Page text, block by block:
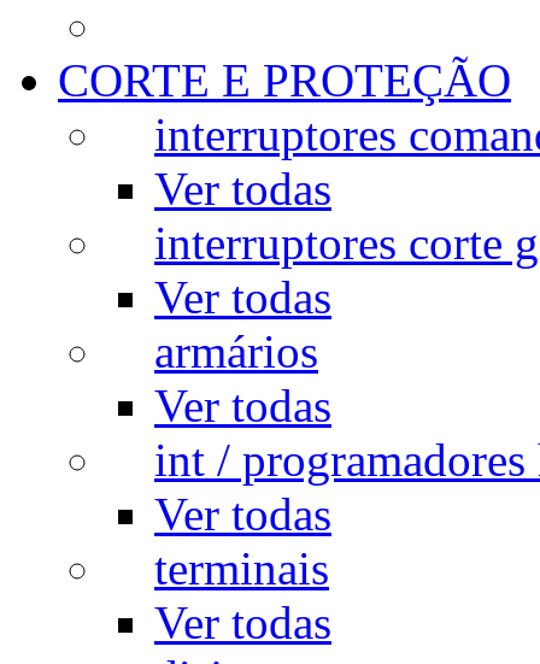
CORTE E PROTEÇÃO
interruptores
Ver todas
interruptores corte
Ver todas
armários
Ver todas
int / programadores
Ver todas
terminais
Ver todas